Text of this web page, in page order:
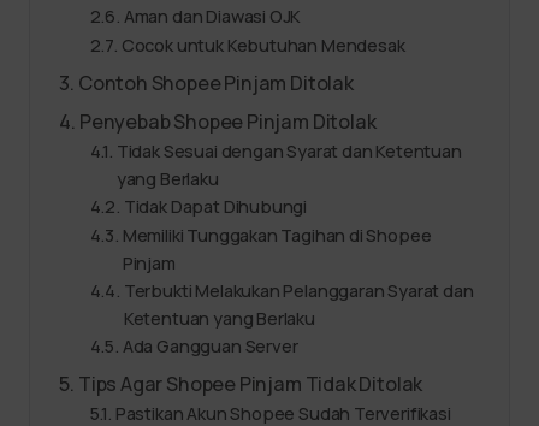
Aman dan Diawasi OJK
Cocok untuk Kebutuhan Mendesak
Contoh Shopee Pinjam Ditolak
Penyebab Shopee Pinjam Ditolak
Tidak Sesuai dengan Syarat dan Ketentuan
yang Berlaku
Tidak Dapat Dihubungi
Memiliki Tunggakan Tagihan di Shopee
Pinjam
Terbukti Melakukan Pelanggaran Syarat dan
Ketentuan yang Berlaku
Ada Gangguan Server
Tips Agar Shopee Pinjam Tidak Ditolak
Pastikan Akun Shopee Sudah Terverifikasi